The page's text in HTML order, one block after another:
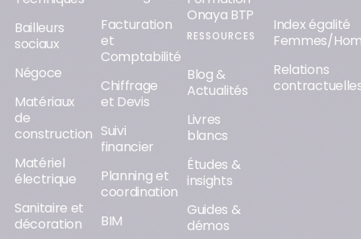
Bailleurs
sociaux
Négoce
Matériaux
de
construction
Matériel
électrique
Sanitaire et
décoration
Facturation
et
Comptabilité
Chiffrage
et Devis
Suivi
financier
Planning et
coordination
BIM
Onaya BTP
RESSOURCES
Blog &
Actualités
Livres
blancs
Études &
insights
Guides &
démos
Index égalité
Femmes/
Relations